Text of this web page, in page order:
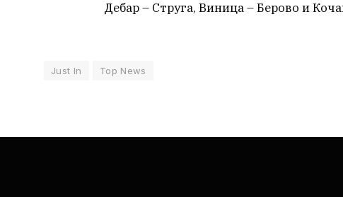
Дебар – Струга, Виница – Берово и
Just In Top News